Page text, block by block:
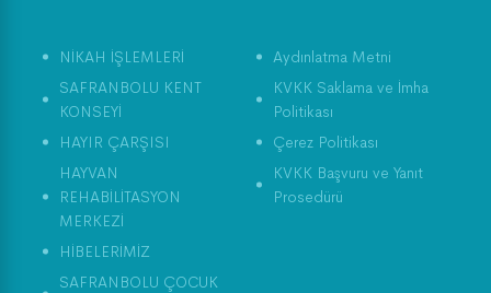
NİKAH İŞLEMLERİ
SAFRANBOLU KENT
KONSEYİ
HAYIR ÇARŞISI
HAYVAN
REHABİLİTASYON
MERKEZİ
HİBELERİMİZ
SAFRANBOLU ÇOCUK
Aydınlatma Metni
KVKK Saklama ve İmha
Politikası
Çerez Politikası
KVKK Başvuru ve Yanıt
Prosedürü